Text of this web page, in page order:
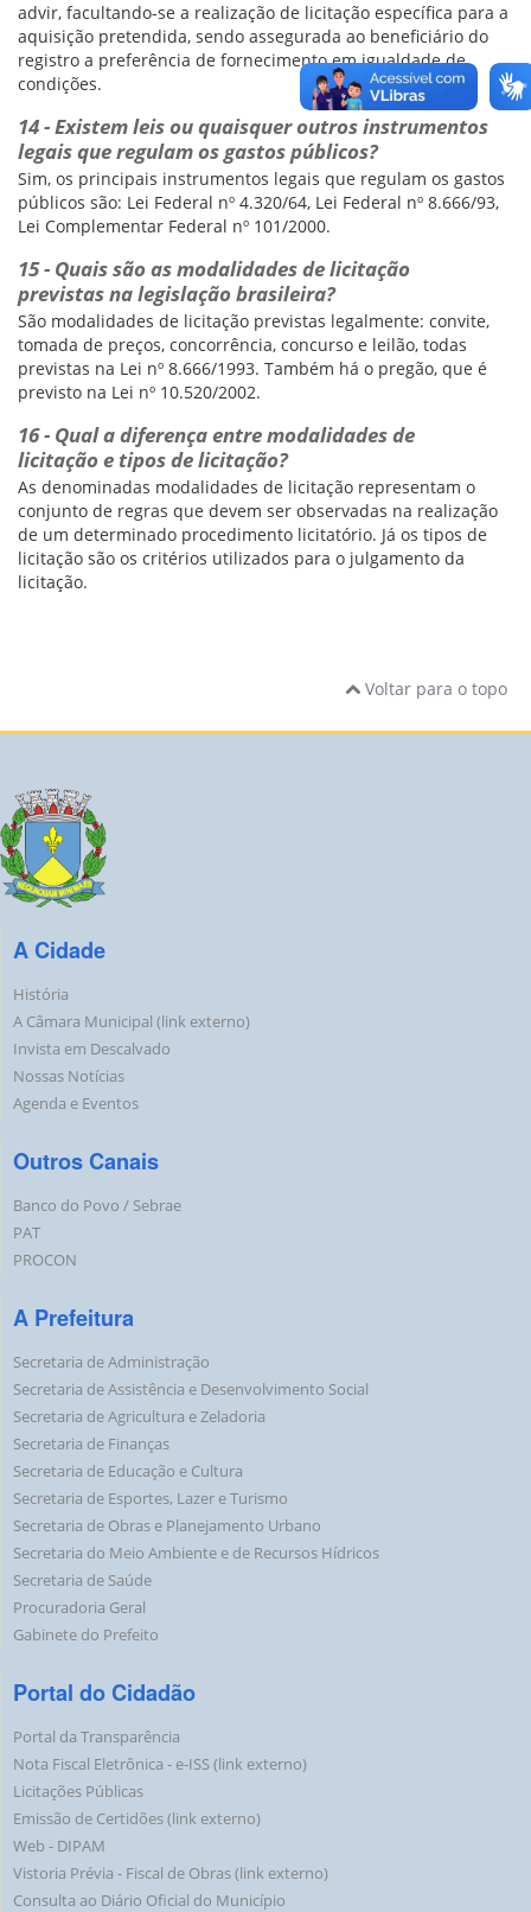
advir, facultando-se a realização de licitação específica para a
aquisição pretendida, sendo assegurada ao beneficiário do
registro a preferência de fornecimento em igualdade de
condições.
14 - Existem leis ou quaisquer outros instrumentos
legais que regulam os gastos públicos?
Sim, os principais instrumentos legais que regulam os gastos
públicos são: Lei Federal nº 4.320/64, Lei Federal nº 8.666/93,
Lei Complementar Federal nº 101/2000.
15 - Quais são as modalidades de licitação
previstas na legislação brasileira?
São modalidades de licitação previstas legalmente: convite,
tomada de preços, concorrência, concurso e leilão, todas
previstas na Lei nº 8.666/1993. Também há o pregão, que é
previsto na Lei nº 10.520/2002.
16 - Qual a diferença entre modalidades de
licitação e tipos de licitação?
As denominadas modalidades de licitação representam o
conjunto de regras que devem ser observadas na realização
de um determinado procedimento licitatório. Já os tipos de
licitação são os critérios utilizados para o julgamento da
licitação.
Voltar para o topo
A Cidade
História
A Câmara Municipal (link externo)
Invista em Descalvado
Nossas Notícias
Agenda e Eventos
Outros Canais
Banco do Povo / Sebrae
PAT
PROCON
A Prefeitura
Secretaria de Administração
Secretaria de Assistência e Desenvolvimento Social
Secretaria de Agricultura e Zeladoria
Secretaria de Finanças
Secretaria de Educação e Cultura
Secretaria de Esportes, Lazer e Turismo
Secretaria de Obras e Planejamento Urbano
Secretaria do Meio Ambiente e de Recursos Hídricos
Secretaria de Saúde
Procuradoria Geral
Gabinete do Prefeito
Portal do Cidadão
Portal da Transparência
Nota Fiscal Eletrônica - e-ISS (link externo)
Licitações Públicas
Emissão de Certidões (link externo)
Web - DIPAM
Vistoria Prévia - Fiscal de Obras (link externo)
Consulta ao Diário Oficial do Município